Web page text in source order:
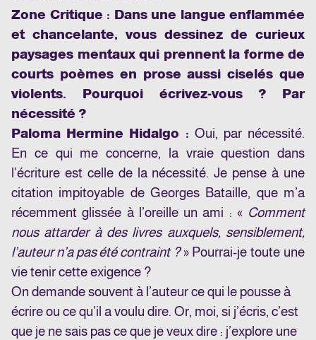
Zone Critique : Dans une langue enflammée
et chancelante, vous dessinez de curieux
paysages mentaux qui prennent la forme de
courts poèmes en prose aussi ciselés que
violents. Pourquoi écrivez-vous ? Par
nécessité ?
Paloma Hermine Hidalgo : Oui, par nécessité.
En ce qui me concerne, la vraie question dans
l’écriture est celle de la nécessité. Je pense à une
citation impitoyable de Georges Bataille, que m’a
récemment glissée à l’oreille un ami : « Comment
nous attarder à des livres auxquels, sensiblement,
l’auteur n’a pas été contraint ?» Pourrai-je toute une
vie tenir cette exigence ?
On demande souvent à l’auteur ce qui le pousse à
écrire ou ce qu’il a voulu dire. Or, moi, si j’écris, c’est
que je ne sais pas ce que je veux dire : j’explore une